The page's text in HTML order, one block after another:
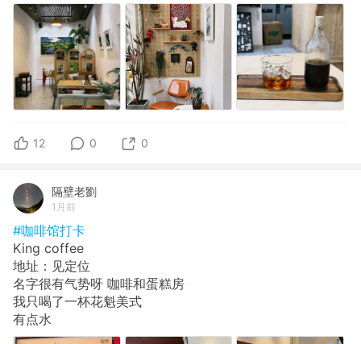
12 0 0
隔壁老劉
1月前
#咖啡馆打卡
King coffee
地址：见定位
名字很有气势呀 咖啡和蛋糕房
我只喝了一杯花魁美式
有点水